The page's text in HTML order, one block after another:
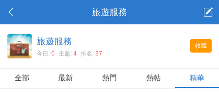
旅遊服務
收藏
旅遊服務
今日: 0 主題: 4 排名: 37
全部 最新 熱門 熱帖 精華